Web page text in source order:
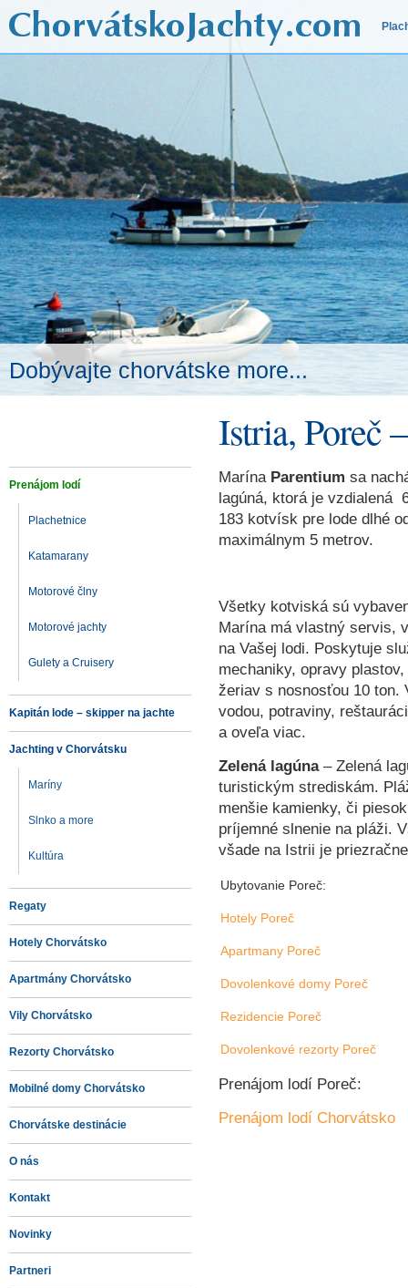
Dobývajte chorvátske more...
Istria, Poreč
Prenájom lodí
Plachetnice
Katamarany
Motorové člny
Motorové jachty
Gulety a Cruisery
Kapitán lode – skipper na jachte
Jachting v Chorvátsku
Maríny
Slnko a more
Kultúra
Regaty
Hotely Chorvátsko
Apartmány Chorvátsko
Vily Chorvátsko
Rezorty Chorvátsko
Mobilné domy Chorvátsko
Chorvátske destinácie
O nás
Kontakt
Novinky
Partneri
Marína Parentium sa
lagúná, ktorá je vzdialená
183 kotvísk pre lode dlhé
maximálnym 5 metrov.
Všetky kotviská sú
Marína má vlastný servis,
na Vašej lodi. Poskytuje
mechaniky, opravy
žeriav s nosnosťou 10
vodou, potraviny,
a oveľa viac.
Zelená lagúna– Zelená
turistickým strediskám.
menšie kamienky, či
príjemné slnenie na pláži.
všade na Istrii je
Ubytovanie Poreč:
Hotely Poreč
Apartmany Poreč
Dovolenkové domy Poreč
Rezidencie Poreč
Dovolenkové rezorty Poreč
Prenájom lodí Poreč:
Prenájom lodí Chorvátsko